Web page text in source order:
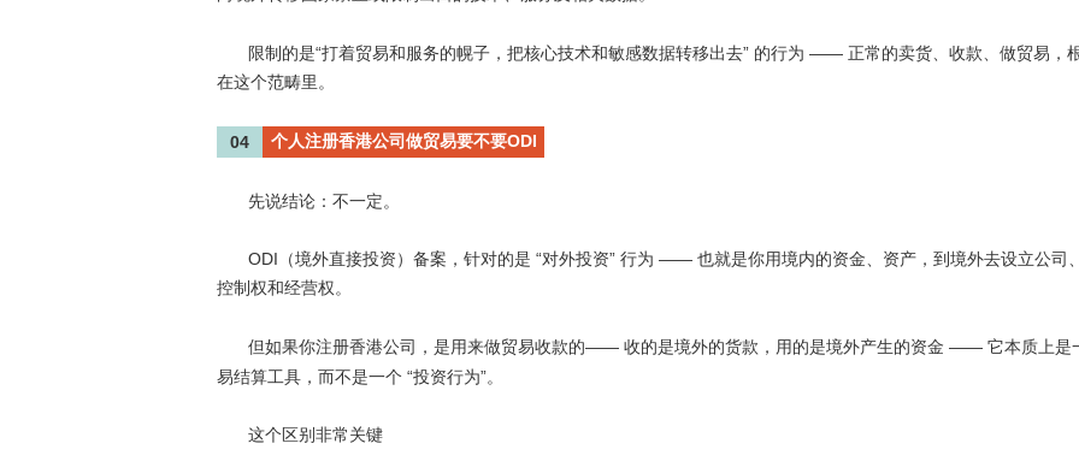
限制的是“打着贸易和服务的幌子，把核心技术和敏感数据转移出去” 的行为 —— 正常的卖货、收款、做贸易，
在这个范畴里。
04 个人注册香港公司做贸易要不要ODI
先说结论：不一定。
ODI （境外直接投资）备案，针对的是 “对外投资” 行为 —— 也就是你用境内的资金、资产，到境外去设立公司
控制权和经营权。
但如果你注册香港公司，是用来做贸易收款的—— 收的是境外的货款，用的是境外产生的资金 —— 它本质上是
易结算工具，而不是一个 “投资行为”。
这个区别非常关键